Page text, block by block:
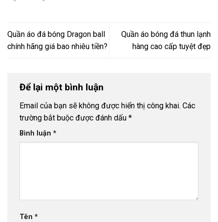
Quần áo đá bóng Dragon ball
chính hãng giá bao nhiêu tiền?
Quần áo bóng đá thun lạnh
hàng cao cấp tuyệt đẹp
Để lại một bình luận
Email của bạn sẽ không được hiển thị công khai. Các
trường bắt buộc được đánh dấu *
Bình luận *
Tên *